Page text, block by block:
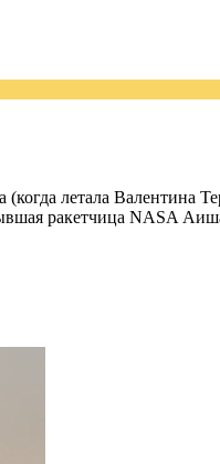
летала Валентина
ракетчица NASA